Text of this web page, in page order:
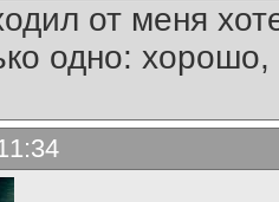
от меня
одно: